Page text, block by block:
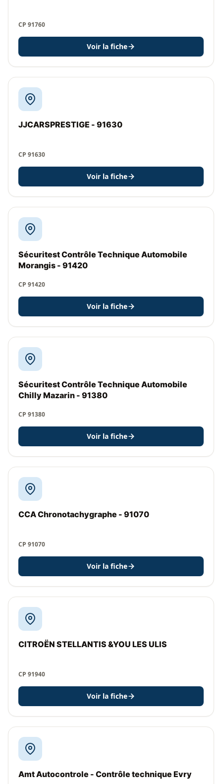
CP 91760
Voir la fiche
JJCARSPRESTIGE - 91630
CP 91630
Voir la fiche
Sécuritest Contrôle Technique Automobile
Morangis - 91420
CP 91420
Voir la fiche
Sécuritest Contrôle Technique Automobile
Chilly Mazarin - 91380
CP 91380
Voir la fiche
CCA Chronotachygraphe - 91070
CP 91070
Voir la fiche
CITROËN STELLANTIS &YOU LES ULIS
CP 91940
Voir la fiche
Amt Autocontrole - Contrôle technique Evry